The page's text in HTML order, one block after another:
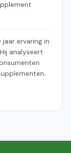
ervaring in
analyseert